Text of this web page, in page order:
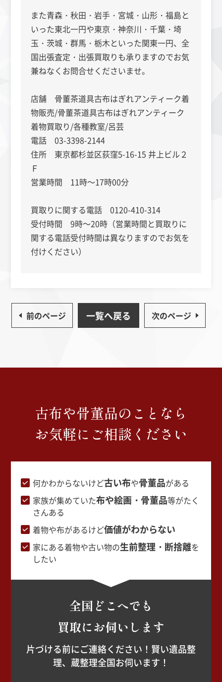
また青森・秋田・岩手・宮城・山形・福島と
いった東北一円や東京・神奈川・千葉・埼
玉・茨城・群馬・栃木といった関東一円、全
国出張査定・出張買取りも承りますのでお気
兼ねなくお問合せくださいませ。
店舗 骨董茶道具古布はぎれアンティーク着
物販売/骨董茶道具古布はぎれアンティーク
着物買取り/各種教室/呂芸
電話 03-3398-2144
住所 東京都杉並区荻窪5-16-15 井上ビル２
Ｆ
営業時間 11時～17時00分
買取りに関する電話 0120-410-314
受付時間 9時～20時（営業時間と買取りに
関する電話受付時間は異なりますのでお気を
付けください）
前のページ 一覧へ戻る 次のページ
古布や骨董品のことなら
お気軽にご相談ください
何かわからないけど古い布や骨董品がある
家族が集めていた布や絵画・骨董品等がたく
さんある
着物や布があるけど価値がわからない
家にある着物や古い物の生前整理・断捨離を
したい
全国どこへでも
買取にお伺いします
片づける前にご連絡ください！賢い遺品整
理、蔵整理全国お伺います！